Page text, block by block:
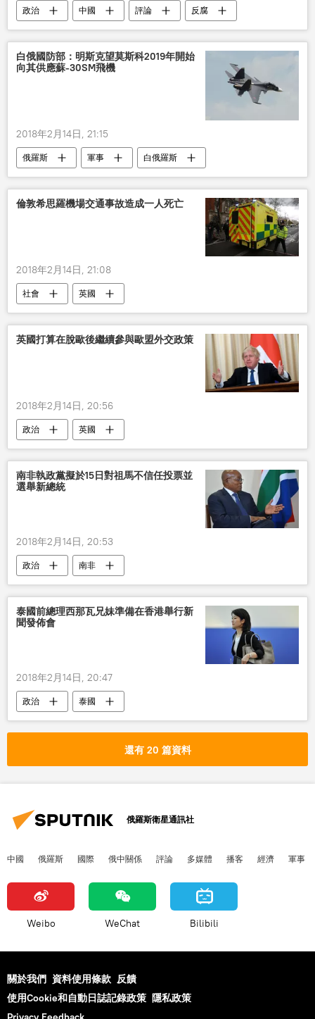
政治 中國 評論 反腐
白俄國防部：明斯克望莫斯科2019年開始
向其供應蘇-30SM飛機
2018年2月14日, 21:15
俄羅斯 軍事 白俄羅斯
倫敦希思羅機場交通事故造成一人死亡
2018年2月14日, 21:08
社會 英國
英國打算在脫歐後繼續參與歐盟外交政策
2018年2月14日, 20:56
政治 英國
南非執政黨擬於15日對祖馬不信任投票並
選舉新總統
2018年2月14日, 20:53
政治 南非
泰國前總理西那瓦兄妹準備在香港舉行新
聞發佈會
2018年2月14日, 20:47
政治 泰國
還有 20 篇資料
俄羅斯衛星通訊社
中國 俄羅斯 國際 俄中關係 評論 多媒體 播客 經濟 軍事
Weibo WeChat Bilibili
關於我們 資料使用條款 反饋
使用Cookie和自動日誌記錄政策 隱私政策